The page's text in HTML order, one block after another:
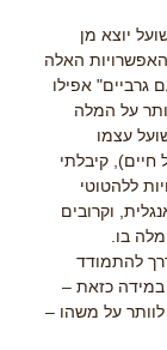
יוצא מן
האלה
גרביים" אפילו
על המלה
עצמו
קיבלתי
ללהטוטי
וקרובים
בו.
להתמודד
כזאת –
על משהו –